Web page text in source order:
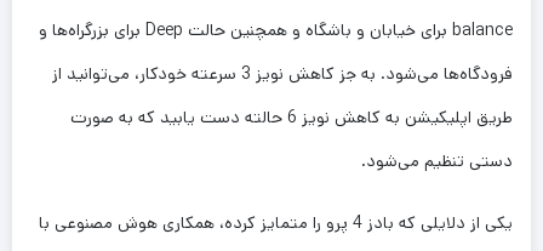
balance برای خیابان و باشگاه و همچنین حالت Deep برای بزرگراه‌ها و
فرودگاه‌ها می‌شود. به جز کاهش نویز 3 سرعته خودکار، می‌توانید از
طریق اپلیکیشن به کاهش نویز 6 حالته دست یابید که به صورت
دستی تنظیم می‌شود.
یکی از دلایلی که بادز 4 پرو را متمایز کرده، همکاری هوش مصنوعی با